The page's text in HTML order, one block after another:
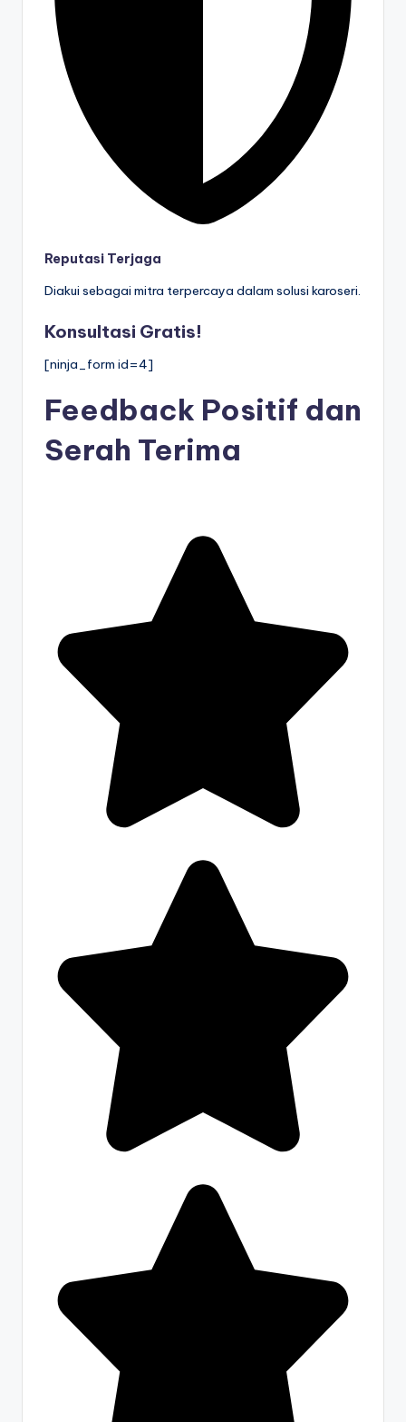
Reputasi Terjaga
Diakui sebagai mitra terpercaya dalam solusi karoseri.
Konsultasi Gratis!
[ninja_form id=4]
Feedback Positif dan
Serah Terima